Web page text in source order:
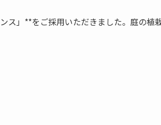
ス」**をご採用いただきました。庭の植